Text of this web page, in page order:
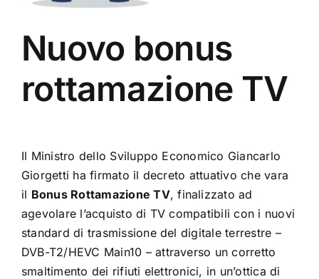
Nuovo bonus
rottamazione TV
Il Ministro dello Sviluppo Economico Giancarlo
Giorgetti ha firmato il decreto attuativo che vara
il Bonus Rottamazione TV, finalizzato ad
agevolare l’acquisto di TV compatibili con i nuovi
standard di trasmissione del digitale terrestre –
DVB-T2/HEVC Main10 – attraverso un corretto
smaltimento dei rifiuti elettronici, in un’ottica di